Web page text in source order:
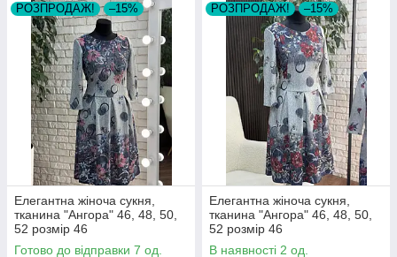
РОЗПРОДАЖ! –15%
Елегантна жіноча сукня,
тканина "Ангора" 46, 48, 50,
52 розмір 46
Готово до відправки 7 од.
РОЗПРОДАЖ! –15%
Елегантна жіноча сукня,
тканина "Ангора" 46, 48, 50,
52 розмір 46
В наявності 2 од.